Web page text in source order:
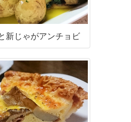
新じゃがアンチョビ